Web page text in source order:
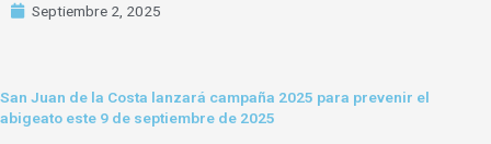
Septiembre 2, 2025
San Juan de la Costa lanzará campaña 2025 para prevenir el
abigeato este 9 de septiembre de 2025